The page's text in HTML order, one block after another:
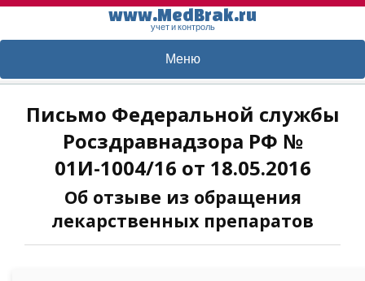
www.MedBrak.ru
учет и контроль
Меню
Письмо Федеральной службы
Росздравнадзора РФ №
01И-1004/16 от 18.05.2016
Об отзыве из обращения
лекарственных препаратов